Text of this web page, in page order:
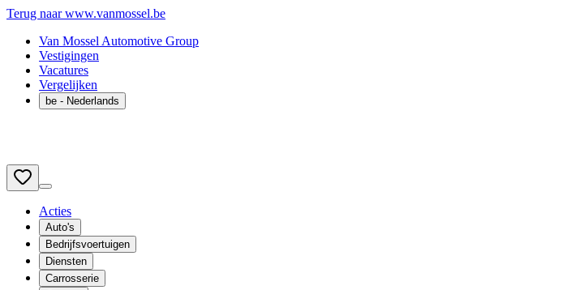
Terug naar www.vanmossel.be
Van Mossel Automotive Group
Vestigingen
Vacatures
Vergelijken
be - Nederlands
Acties
Auto's
Bedrijfsvoertuigen
Diensten
Carrosserie